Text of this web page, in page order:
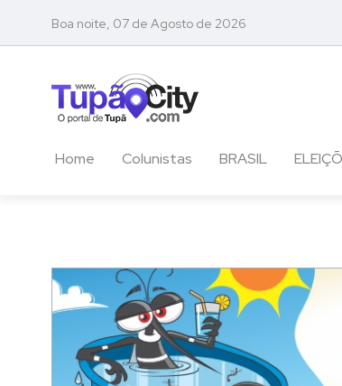
Boa noite, 07 de Agosto de 2026
Home Colunistas BRASIL